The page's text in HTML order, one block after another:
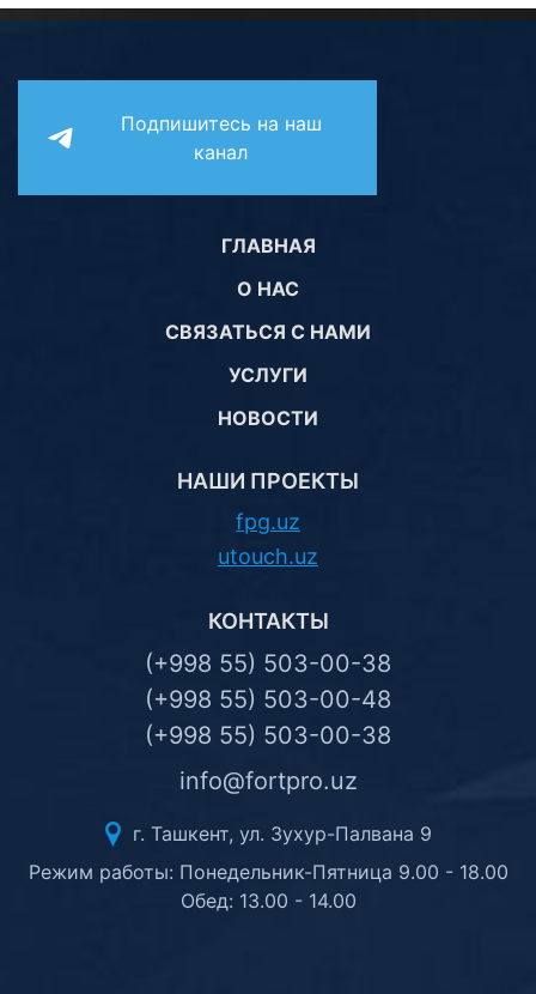
Подпишитесь на наш
канал
ГЛАВНАЯ
О НАС
СВЯЗАТЬСЯ С НАМИ
УСЛУГИ
НОВОСТИ
НАШИ ПРОЕКТЫ
fpg.uz
utouch.uz
КОНТАКТЫ
(+998 55) 503-00-38
(+998 55) 503-00-48
(+998 55) 503-00-38
info@fortpro.uz
г. Ташкент, ул. Зухур-Палвана 9
Режим работы: Понедельник-Пятница 9.00 - 18.00
Обед: 13.00 - 14.00